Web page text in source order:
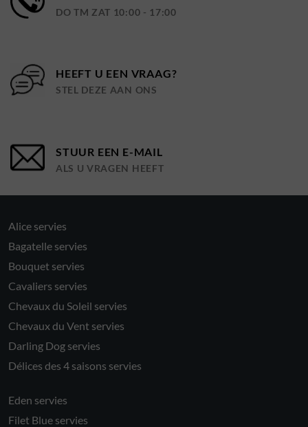
DO TM ZAT 10:00 - 17:00
HEEFT U EEN VRAAG?
STEL DEZE AAN ONS
STUUR EEN E-MAIL
ALS U VRAGEN HEEFT
Alice servies
Bagatelle servies
Bouquet servies
Cavaliers servies
Chevaux du Soleil servies
Chevaux du Vent servies
Darling Dog servies
Délices des 4 saisons servies
Eden servies
Filet Blue servies